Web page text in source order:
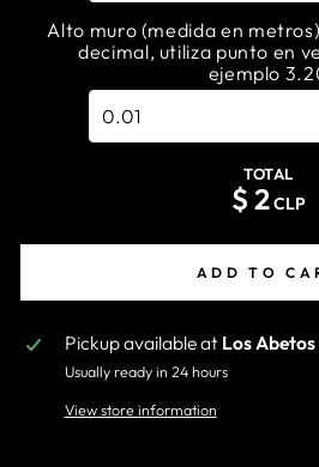
Alto muro (medida en
decimal, utiliza punto en
ejemplo
TOTAL
$ 2CLP
ADD TO
Pickup available at Los
Usually ready in 24 hours
View store information